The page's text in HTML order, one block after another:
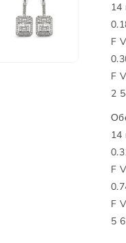
14
F
F
2
14
F
F
5